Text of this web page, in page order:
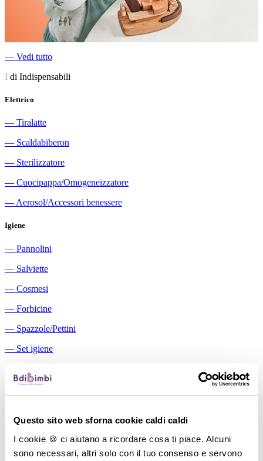
Questo sito web sforna cookie caldi caldi
I cookie 🍪 ci aiutano a ricordare cosa ti piace. Alcuni
sono necessari, altri solo con il tuo consenso e servono
― Vedi tutto
I di Indispensabili
Elettrico
― Tiralatte
― Scaldabiberon
― Sterilizzatore
― Cuocipappa/Omogeneizzatore
― Aerosol/Accessori benessere
Igiene
― Pannolini
― Salviette
― Cosmesi
― Forbicine
― Spazzole/Pettini
― Set igiene
Aspiratori nasali manuali
―
Cuscini allattamento
―Biberon